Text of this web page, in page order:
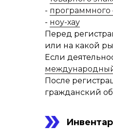
- программного
- ноу-хау
Перед
или на какой
Если
После
гражданский